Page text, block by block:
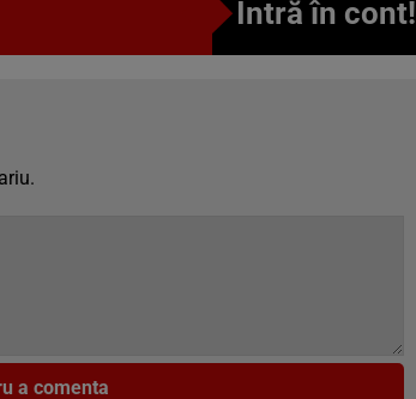
Intră în cont!
a comenta